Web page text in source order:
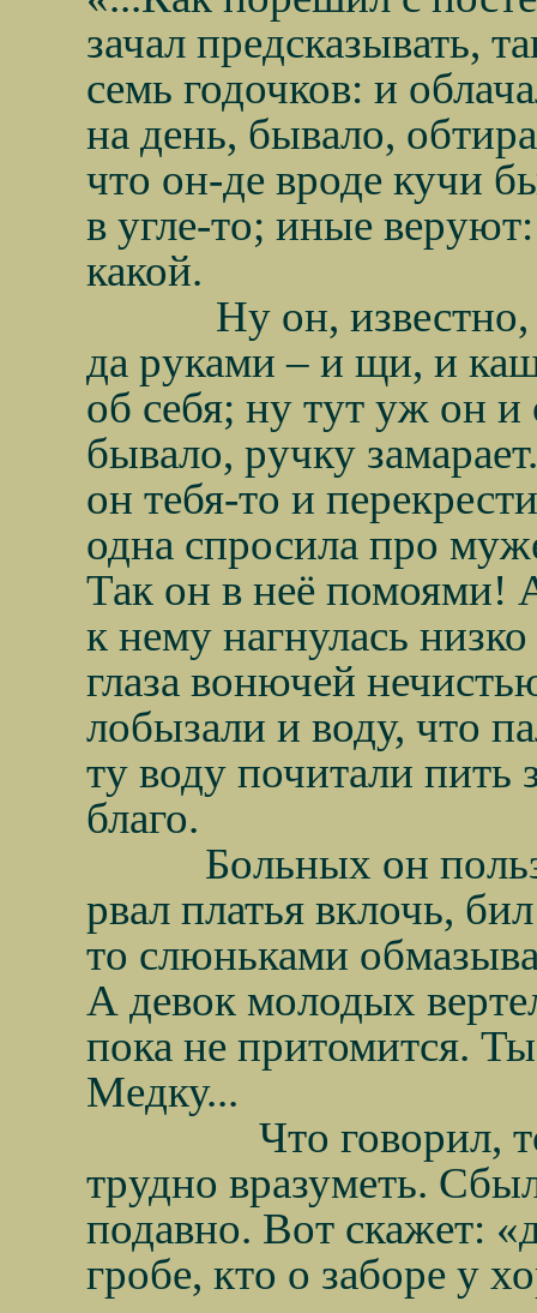
зачал предсказывать,
семь годочков: и
на день, бывало,
что он-де вроде кучи
в угле-то; иные
какой.
Ну он,
да руками – и щи, и
об себя; ну тут уж он и
бывало, ручку
он тебя-то и
одна спросила про
Так он в неё помоями!
к нему нагнулась
глаза вонючей
лобызали и воду, что
ту воду почитали пить
благо.
Больных он
рвал платья вклочь,
то слюньками
А девок молодых
пока не притомится.
Медку...
Что говорил,
трудно вразуметь.
подавно. Вот скажет:
гробе, кто о заборе у